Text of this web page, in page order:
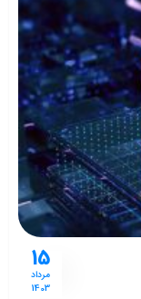
15
مرداد
1403